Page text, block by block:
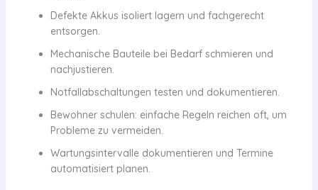
Defekte Akkus isoliert lagern und fachgerecht
entsorgen.
Mechanische Bauteile bei Bedarf schmieren und
nachjustieren.
Notfallabschaltungen testen und dokumentieren.
Bewohner schulen: einfache Regeln reichen oft, um
Probleme zu vermeiden.
Wartungsintervalle dokumentieren und Termine
automatisiert planen.